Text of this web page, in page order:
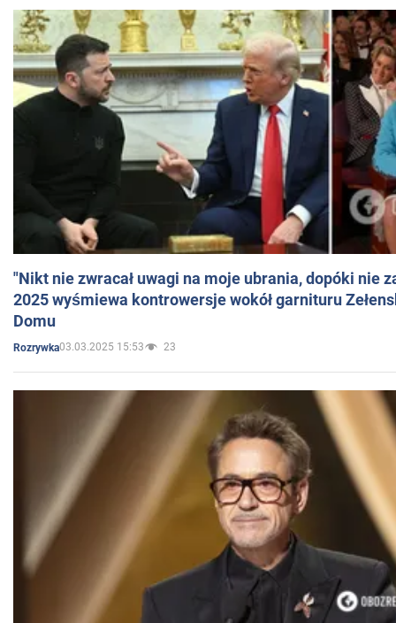
"Nikt nie zwracał uwagi na moje ubrania, dopóki nie
2025 wyśmiewa kontrowersje wokół garnituru
Domu
Rozrywka03.03.2025 15:53 23